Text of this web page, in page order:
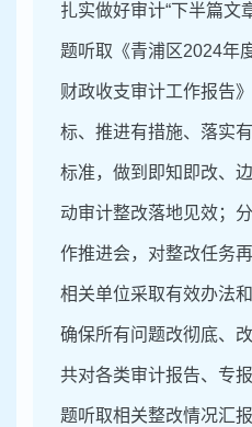
扎实做好审计“下半篇文章
题听取 《青浦区2024年
财政收支审计工作报告
标、推进有措施、落实
标准，做到即知即改、
动审计整改落地见效；
作推进会，对整改任务
相关单位采取有效办法
确保所有问题改彻底、改
共对各类审计报告、专
题听取相关整改情况汇